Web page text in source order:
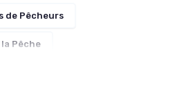
de Pêcheurs
Pêche